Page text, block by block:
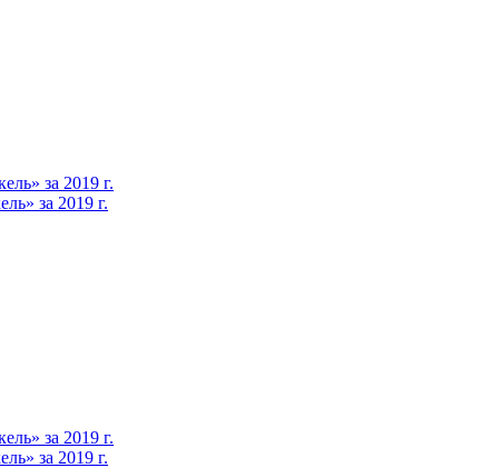
за 2019 г.
за 2019 г.
за 2019 г.
за 2019 г.